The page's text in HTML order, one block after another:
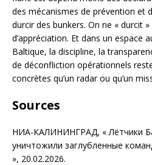
des mécanismes de prévention et
durcir des bunkers. On ne « durcit
d’appréciation. Et dans un espace
Baltique, la discipline, la
de déconfliction opérationnels
concrètes qu’un radar ou qu’un
Sources
НИА-КАЛИНИНГРАД, « Лётчики
уничтожили заглубленные
», 20.02.2026.